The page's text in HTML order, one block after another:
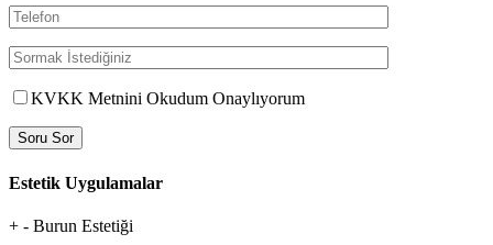
KVKK Metnini Okudum Onaylıyorum
Soru Sor
Estetik Uygulamalar
+ - Burun Estetiği